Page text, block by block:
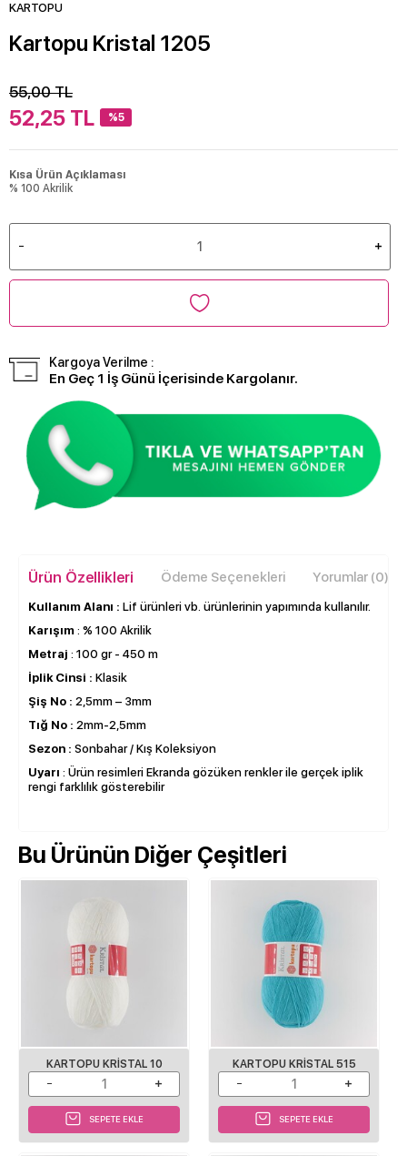
KARTOPU
Kartopu Kristal 1205
55,00TL
52,25 TL %5
Kısa Ürün Açıklaması
% 100 Akrilik
Kargoya Verilme :
En Geç 1 İş Günü İçerisinde Kargolanır.
Ürün Özellikleri Ödeme Seçenekleri Yorumlar (0)
Kullanım Alanı : Lif ürünleri vb. ürünlerinin yapımında kullanılır.
Karışım : % 100 Akrilik
Metraj : 100 gr - 450 m
İplik Cinsi : Klasik
Şiş No : 2,5mm – 3mm
Tığ No : 2mm-2,5mm
Sezon : Sonbahar / Kış Koleksiyon
Uyarı : Ürün resimleri Ekranda gözüken renkler ile gerçek iplik
rengi farklılık gösterebilir
Bu Ürünün Diğer Çeşitleri
KARTOPU KRISTAL 10
SEPETE EKLE
KARTOPU KRISTAL 515
SEPETE EKLE